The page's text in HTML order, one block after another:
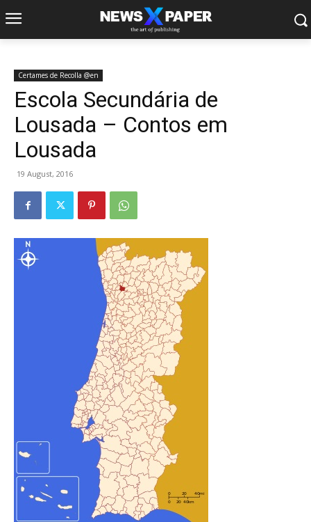
Certames de Recolla @en
Escola Secundária de
Lousada – Contos em
Lousada
19 August, 2016